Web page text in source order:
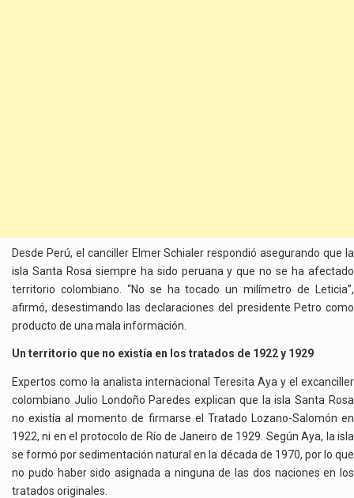
Desde Perú, el canciller Elmer Schialer respondió asegurando que la
isla Santa Rosa siempre ha sido peruana y que no se ha afectado
territorio colombiano. “No se ha tocado un milímetro de Leticia”,
afirmó, desestimando las declaraciones del presidente Petro como
producto de una mala información.
Un territorio que no existía en los tratados de 1922 y 1929
Expertos como la analista internacional Teresita Aya y el excanciller
colombiano Julio Londoño Paredes explican que la isla Santa Rosa
no existía al momento de firmarse el Tratado Lozano-Salomón en
1922, ni en el protocolo de Río de Janeiro de 1929. Según Aya, la isla
se formó por sedimentación natural en la década de 1970, por lo que
no pudo haber sido asignada a ninguna de las dos naciones en los
tratados originales.